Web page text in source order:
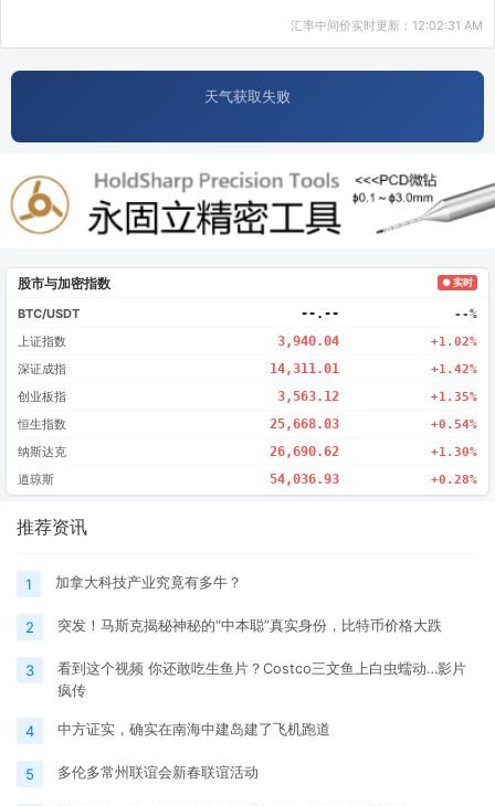
汇率中间价实时更新：12:02:31 AM
天气获取失败
股市与加密指数 ● 实时
BTC/USDT --.-- --%
上证指数 3,940.04 +1.02%
深证成指 14,311.01 +1.42%
创业板指 3,563.12 +1.35%
恒生指数 25,668.03 +0.54%
纳斯达克 26,690.62 +1.30%
道琼斯 54,036.93 +0.28%
推荐资讯
1 加拿大科技产业究竟有多牛？
2 突发！马斯克揭秘神秘的“中本聪”真实身份，比特币价格大跌
3
看到这个视频 你还敢吃生鱼片？Costco三文鱼上白虫蠕动…影片
疯传
4 中方证实，确实在南海中建岛建了飞机跑道
5 多伦多常州联谊会新春联谊活动